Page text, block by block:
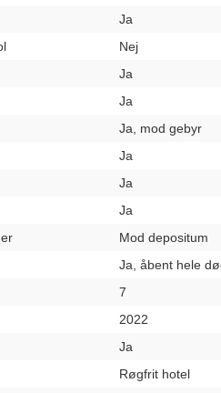
Ja
Nej
Ja
Ja
Ja, mod gebyr
Ja
Ja
Ja
Mod depositum
Ja, åbent hele
7
2022
Ja
Røgfrit hotel